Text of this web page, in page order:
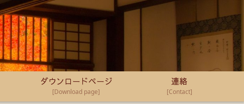
ダウンロードページ
[Download page]
連絡
[Contact]